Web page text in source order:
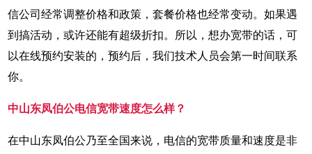
信公司经常调整价格和政策，套餐价格也经常变动。如果遇
到搞活动，或许还能有超级折扣。所以，想办宽带的话，可
以在线预约安装的，预约后，我们技术人员会第一时间联系
你。
中山东凤伯公电信宽带速度怎么样？
在中山东凤伯公乃至全国来说，电信的宽带质量和速度是非